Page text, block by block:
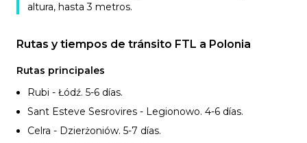
altura, hasta 3 metros.
Rutas y tiempos de tránsito FTL a Polonia
Rutas principales
Rubi - Łódź. 5-6 días.
Sant Esteve Sesrovires - Legionowo. 4-6 días.
Celra - Dzierżoniów. 5-7 días.